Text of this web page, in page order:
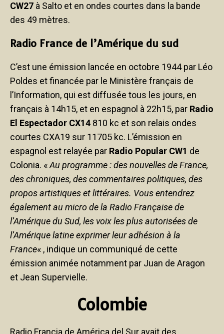
CW27 à Salto et en ondes courtes dans la bande
des 49 mètres.
Radio France de l’Amérique du sud
C’est une émission lancée en octobre 1944 par Léo
Poldes et financée par le Ministère français de
l’Information, qui est diffusée tous les jours, en
français à 14h15, et en espagnol à 22h15, par Radio
El Espectador CX14 810 kc et son relais ondes
courtes CXA19 sur 11705 kc. L’émission en
espagnol est relayée par Radio Popular CW1 de
Colonia. «Au programme : des nouvelles de France,
des chroniques, des commentaires politiques, des
propos artistiques et littéraires. Vous entendrez
également au micro de la Radio Française de
l’Amérique du Sud, les voix les plus autorisées de
l’Amérique latine exprimer leur adhésion à la
France« , indique un communiqué de cette
émission animée notamment par Juan de Aragon
et Jean Supervielle.
Colombie
Radio Francia de América del Sur avait des